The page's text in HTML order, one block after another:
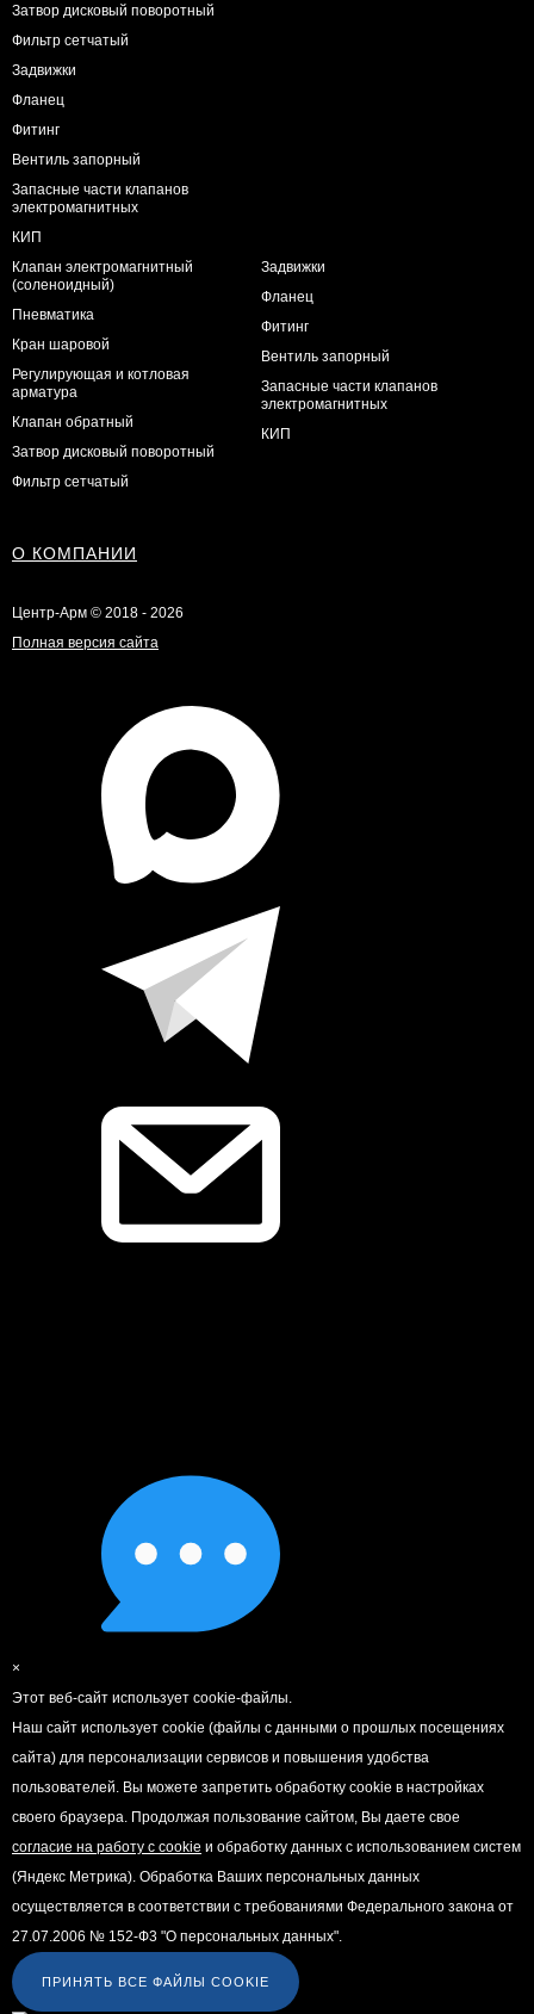
Затвор дисковый поворотный
Фильтр сетчатый
Задвижки
Фланец
Фитинг
Вентиль запорный
Запасные части клапанов
электромагнитных
КИП
Клапан электромагнитный
(соленоидный)
Пневматика
Кран шаровой
Регулирующая и котловая
арматура
Клапан обратный
Затвор дисковый поворотный
Фильтр сетчатый
Задвижки
Фланец
Фитинг
Вентиль запорный
Запасные части клапанов
электромагнитных
КИП
О КОМПАНИИ
Центр-Арм © 2018 - 2026
Полная версия сайта
×
Этот веб-сайт использует cookie-файлы.
Наш сайт использует cookie (файлы с данными о прошлых посещениях
сайта) для персонализации сервисов и повышения удобства
пользователей. Вы можете запретить обработку cookie в настройках
своего браузера. Продолжая пользование сайтом, Вы даете свое
согласие на работу с cookie и обработку данных с использованием систем
(Яндекс Метрика). Обработка Ваших персональных данных
осуществляется в соответствии с требованиями Федерального закона от
27.07.2006 № 152-Ф3 "О персональных данных".
ПРИНЯТЬ ВСЕ ФАЙЛЫ COOKIE